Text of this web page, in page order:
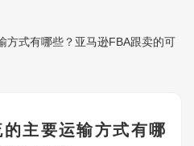
方式有哪些？亚马逊FBA跟卖的可
的主要运输方式有哪